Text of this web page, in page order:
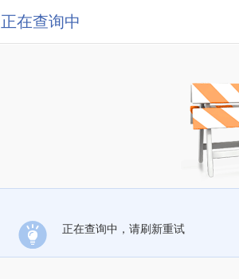
正在查询中
正在查询中，请刷新重试